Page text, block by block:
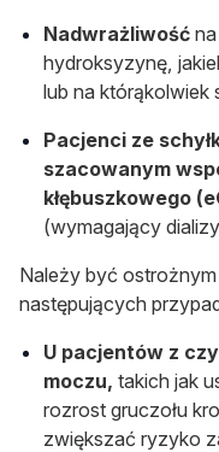
Nadwrażliwość
hydroksyzynę,
lub na którąkolwiek
Pacjenci ze
szacowanym
kłębuszkowego
(wymagający
Należy być
następujących
U pacjentów z
moczu, takich jak
rozrost gruczołu
zwiększać ryzyko